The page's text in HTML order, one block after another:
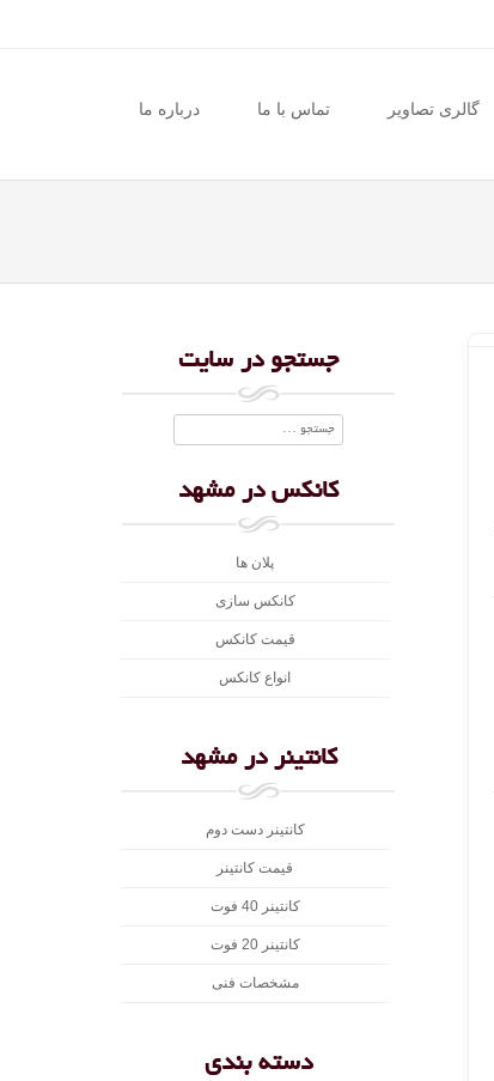
گالری تصاویر تماس با ما درباره ما
جستجو در سایت
جستجو
کانکس در مشهد
پلان ها
کانکس سازی
قیمت کانکس
انواع کانکس
کانتینر در مشهد
کانتینر دست دوم
قیمت کانتینر
کانتینر 40 فوت
کانتینر 20 فوت
مشخصات فنی
دسته بندی